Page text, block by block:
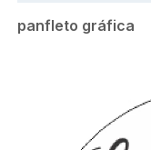
panfleto gráfica